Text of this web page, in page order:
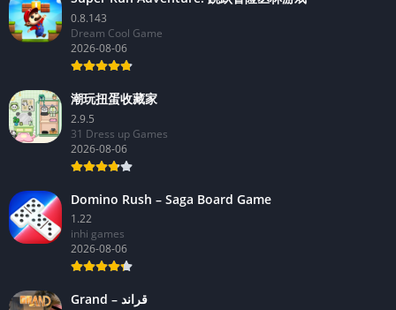
0.8.143
Dream Cool Game
2026-08-06
潮玩扭蛋收藏家
2.9.5
31 Dress up Games
2026-08-06
Domino Rush – Saga Board Game
1.22
inhi games
2026-08-06
Grand – قراند